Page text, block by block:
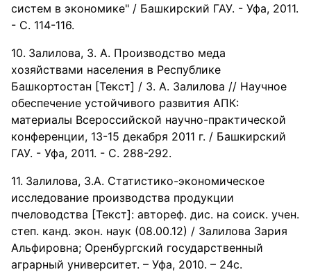
систем в экономике" / Башкирский ГАУ. - Уфа, 2011.
- С. 114-116.
Залилова, З. А. Производство меда
хозяйствами населения в Республике
Башкортостан [Текст] / З. А. Залилова // Научное
обеспечение устойчивого развития АПК:
материалы Всероссийской научно-практической
конференции, 13-15 декабря 2011 г. / Башкирский
ГАУ. - Уфа, 2011. - С. 288-292.
Залилова, З.А. Статистико-экономическое
исследование производства продукции
пчеловодства [Текст]: автореф. дис. на соиск. учен.
степ. канд. экон. наук (08.00.12) / Залилова Зария
Альфировна; Оренбургский государственный
аграрный университет. – Уфа, 2010. – 24с.